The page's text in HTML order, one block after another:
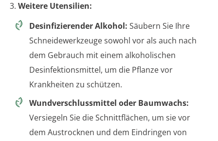
3. Weitere Utensilien:
Desinfizierender Alkohol: Säubern Sie Ihre
Schneidewerkzeuge sowohl vor als auch nach
dem Gebrauch mit einem alkoholischen
Desinfektionsmittel, um die Pflanze vor
Krankheiten zu schützen.
Wundverschlussmittel oder Baumwachs:
Versiegeln Sie die Schnittflächen, um sie vor
dem Austrocknen und dem Eindringen von